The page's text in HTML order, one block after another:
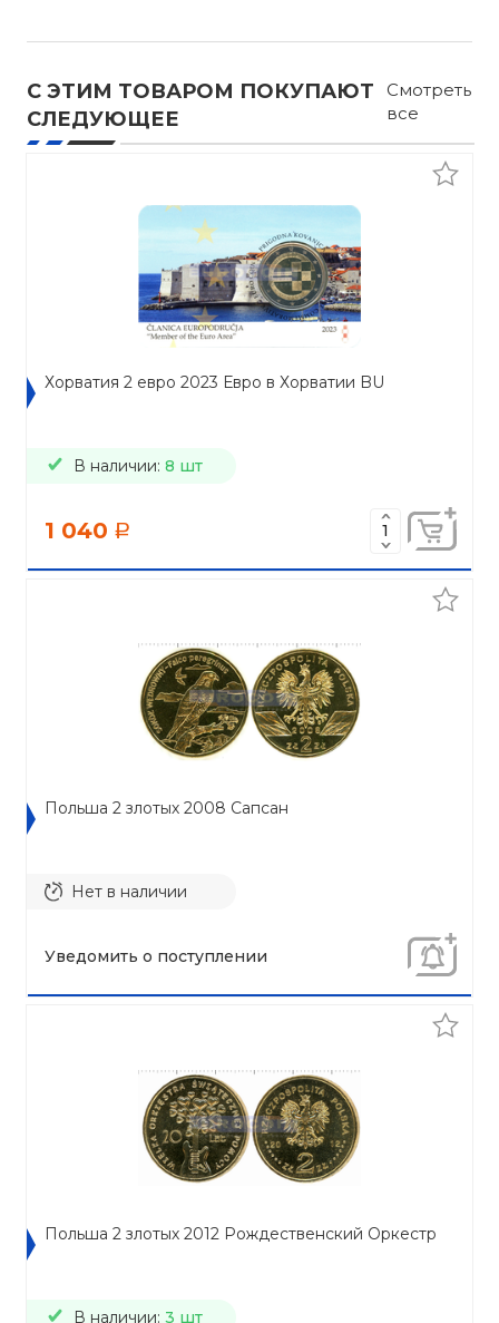
С ЭТИМ ТОВАРОМ ПОКУПАЮТ
СЛЕДУЮЩЕЕ
Смотреть
все
Хорватия 2 евро 2023 Евро в Хорватии BU
В наличии: 8 шт
1 040 a
Польша 2 злотых 2008 Сапсан
Нет в наличии
Уведомить о поступлении
Польша 2 злотых 2012 Рождественский Оркестр
В наличии: 3 шт